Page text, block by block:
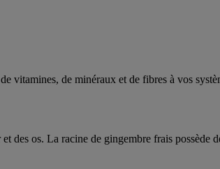
vitamines, de minéraux et de fibres à vos
os. La racine de gingembre frais possède